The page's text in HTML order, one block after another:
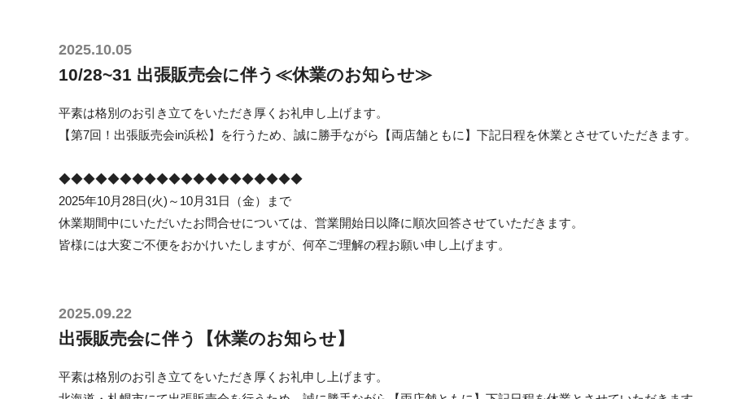
2025.10.05
10/28~31 出張販売会に伴う≪休業のお知らせ≫
平素は格別のお引き立てをいただき厚くお礼申し上げます。
【第7回！出張販売会in浜松】を行うため、誠に勝手ながら【両店舗ともに】下記日程を休業とさせていただきます。
◆◆◆◆◆◆◆◆◆◆◆◆◆◆◆◆◆◆◆◆
2025年10月28日(火)～10月31日（金）まで
休業期間中にいただいたお問合せについては、営業開始日以降に順次回答させていただきます。
皆様には大変ご不便をおかけいたしますが、何卒ご理解の程お願い申し上げます。
2025.09.22
出張販売会に伴う【休業のお知らせ】
平素は格別のお引き立てをいただき厚くお礼申し上げます。